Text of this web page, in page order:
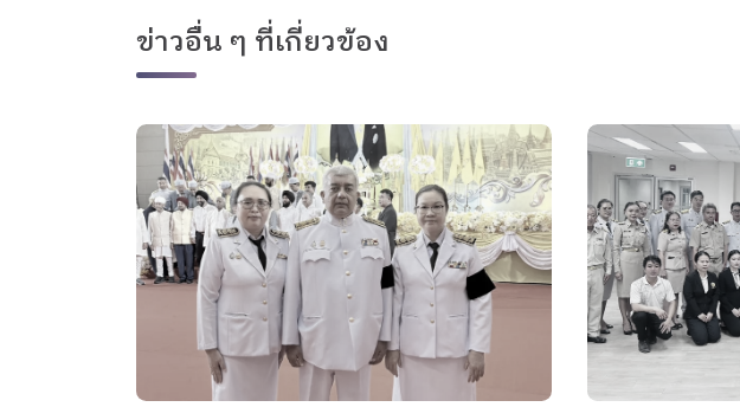
ข่าวอื่น ๆ ที่เกี่ยวข้อง